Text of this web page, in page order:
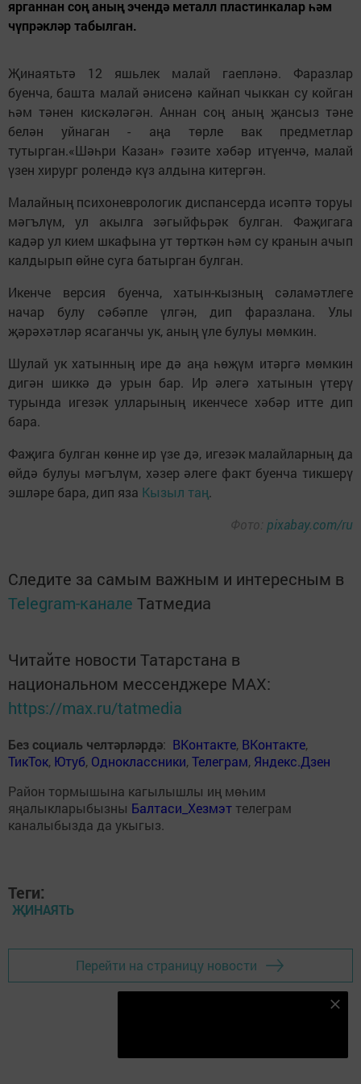
ярганнан соң аның эчендә металл пластинкалар һәм
чүпрәкләр табылган.
Җинаятьтә 12 яшьлек малай гаепләнә. Фаразлар
буенча, башта малай әнисенә кайнап чыккан су койган
һәм тәнен кискәләгән. Аннан соң аның җансыз тәне
белән уйнаган - аңа төрле вак предметлар
тутырган.«Шәһри Казан» гәзите хәбәр итүенчә, малай
үзен хирург ролендә күз алдына китергән.
Малайның психоневрологик диспансерда исәптә торуы
мәгълүм, ул акылга зәгыйфьрәк булган. Фаҗигага
кадәр ул кием шкафына ут төрткән һәм су кранын ачып
калдырып өйне суга батырган булган.
Икенче версия буенча, хатын-кызның сәламәтлеге
начар булу сәбәпле үлгән, дип фаразлана. Улы
җәрәхәтләр ясаганчы ук, аның үле булуы мөмкин.
Шулай ук хатынның ире дә аңа һөҗүм итәргә мөмкин
дигән шиккә дә урын бар. Ир әлегә хатынын үтерү
турында игезәк улларының икенчесе хәбәр итте дип
бара.
Фаҗига булган көнне ир үзе дә, игезәк малайларның да
өйдә булуы мәгълүм, хәзер әлеге факт буенча тикшерү
эшләре бара, дип яза Кызыл таң.
Фото: pixabay.com/ru
Следите за самым важным и интересным в
Telegram-канале Татмедиа
Читайте новости Татарстана в
национальном мессенджере MАХ:
https://max.ru/tatmedia
Без социаль челтәрләрдә: ВКонтакте, ВКонтакте,
ТикТок, Ютуб, Одноклассники,Телеграм, Яндекс.Дзен
Район тормышына кагылышлы иң мөһим
яңалыкларыбызны Балтаси_Хезмэт телеграм
каналыбызда да укыгыз.
Теги:
ҖИНАЯТЬ
Перейти на страницу новости